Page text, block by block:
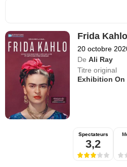
Frida Kahlo
20 octobre
De Ali Ray
Titre original
Exhibition On
Spectateurs
3,2